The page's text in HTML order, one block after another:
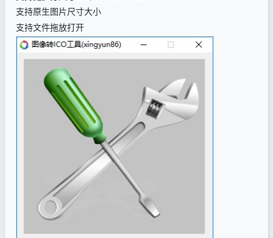
支持原生图片尺寸大小
支持文件拖放打开